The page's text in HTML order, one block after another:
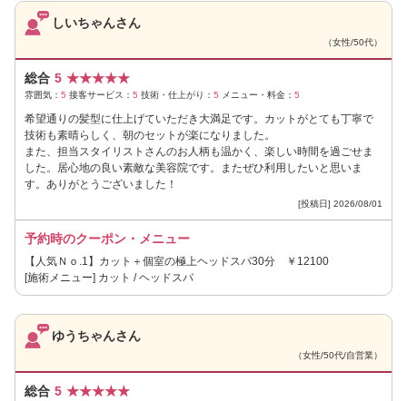
しいちゃんさん
（女性/50代）
総合 5 ★★★★★
雰囲気： 5 接客サービス： 5 技術・仕上がり： 5 メニュー・料金： 5
希望通りの髪型に仕上げていただき大満足です。カットがとても丁寧で
技術も素晴らしく、朝のセットが楽になりました。
また、担当スタイリストさんのお人柄も温かく、楽しい時間を過ごせま
した。居心地の良い素敵な美容院です。またぜひ利用したいと思いま
す。ありがとうございました！
[投稿日] 2026/08/01
予約時のクーポン・メニュー
【人気Ｎｏ.1】カット＋個室の極上ヘッドスパ30分 ￥12100
[施術メニュー] カット / ヘッドスパ
ゆうちゃんさん
（女性/50代/自営業）
総合 5 ★★★★★